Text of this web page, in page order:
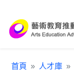
首頁 人才庫